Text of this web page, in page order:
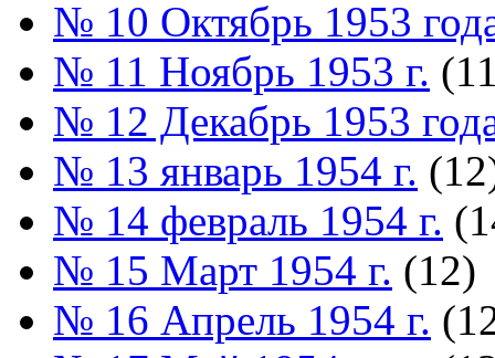
№ 10 Октябрь 1953
№ 11 Ноябрь 1953 г.
№ 12 Декабрь 1953
№ 13 январь 1954 г.
№ 14 февраль 1954 г.
№ 15 Март 1954 г. (12)
№ 16 Апрель 1954 г.